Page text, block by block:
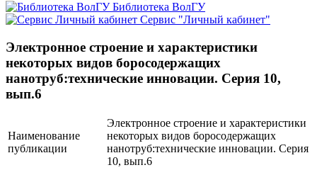
Библиотека ВолГУ
Сервис "Личный кабинет"
Электронное строение и характеристики
некоторых видов боросодержащих
нанотруб:технические инновации. Серия 10,
вып.6
Наименование
публикации
Электронное строение и характеристики
некоторых видов боросодержащих
нанотруб:технические инновации. Серия
10, вып.6